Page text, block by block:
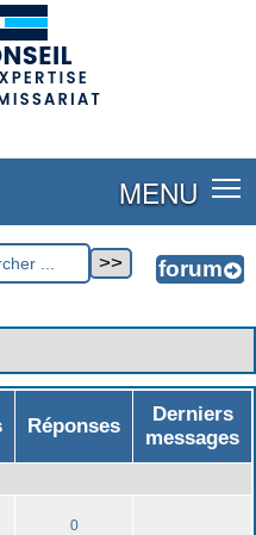
MENU
Réponses
Derniers
messages
0